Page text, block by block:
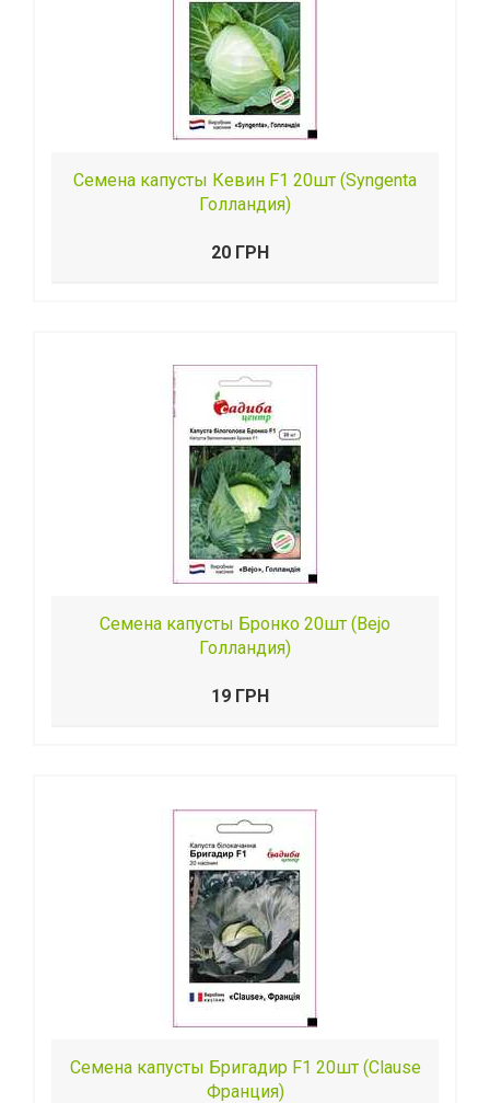
Семена капусты Кевин F1 20шт (Syngenta
Голландия)
20 ГРН
Семена капусты Бронко 20шт (Веjо
Голландия)
19 ГРН
Семена капусты Бригадир F1 20шт (Clause
Франция)